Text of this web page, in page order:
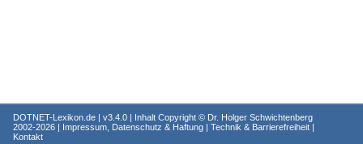
DOTNET-Lexikon.de | v3.4.0 | Inhalt Copyright © Dr. Holger Schwichtenberg
2002-2026 | Impressum, Datenschutz & Haftung | Technik & Barrierefreiheit |
Kontakt